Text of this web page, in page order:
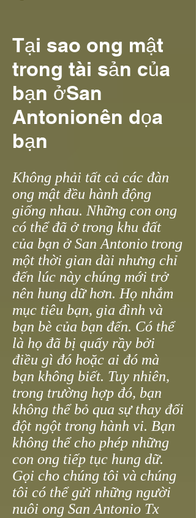
Tại sao ong mật
trong tài sản của
bạn ởSan
Antonionên dọa
bạn
Không phải tất cả các đàn
ong mật đều hành động
giống nhau. Những con ong
có thể đã ở trong khu đất
của bạn ở San Antonio trong
một thời gian dài nhưng chỉ
đến lúc này chúng mới trở
nên hung dữ hơn. Họ nhắm
mục tiêu bạn, gia đình và
bạn bè của bạn đến. Có thể
là họ đã bị quấy rầy bởi
điều gì đó hoặc ai đó mà
bạn không biết. Tuy nhiên,
trong trường hợp đó, bạn
không thể bỏ qua sự thay đổi
đột ngột trong hành vi. Bạn
không thể cho phép những
con ong tiếp tục hung dữ.
Gọi cho chúng tôi và chúng
tôi có thể gửi những người
nuôi ong San Antonio Tx